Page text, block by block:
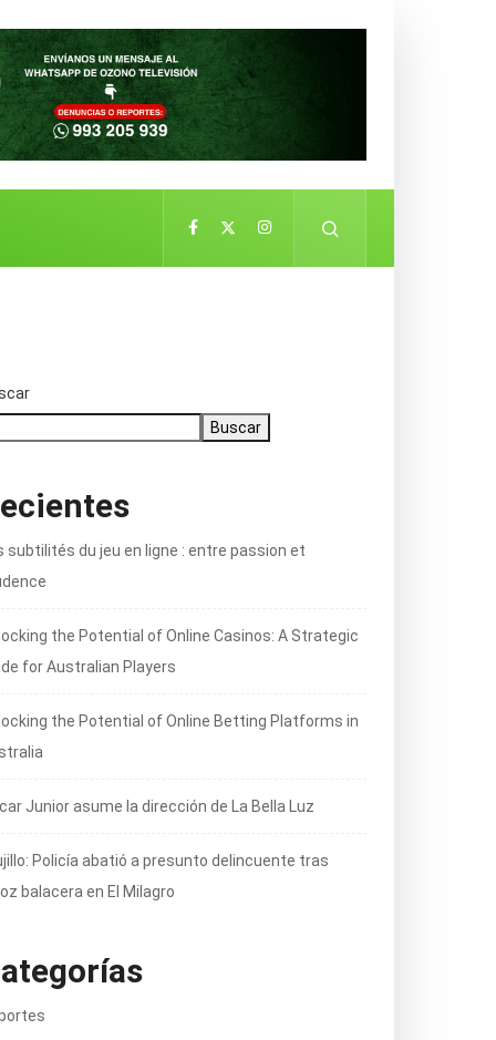
Buscar
subtilités du jeu en ligne : entre passion et
the Potential of Online Casinos: A Strategic
for Australian Players
the Potential of Online Betting Platforms in
Junior asume la dirección de La Bella Luz
Policía abatió a presunto delincuente tras
balacera en El Milagro